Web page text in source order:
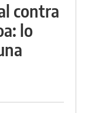
contra
lo